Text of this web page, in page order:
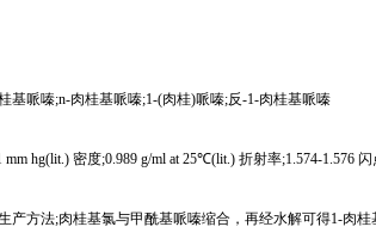
基哌嗪;n-肉桂基哌嗪;1-(肉桂)哌嗪;反-1-肉桂基哌嗪
hg(lit.) 密度;0.989 g/ml at 25℃(lit.) 折射率;1.574-1.576 闪
产方法;肉桂基氯与甲酰基哌嗪缩合，再经水解可得1-肉